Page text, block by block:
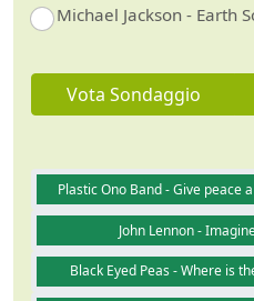
Michael Jackson - Earth
Vota Sondaggio
Plastic Ono Band - Give peace
John Lennon -
Black Eyed Peas - Where is